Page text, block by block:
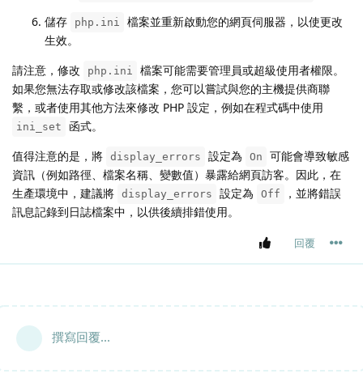
儲存
php.ini
檔案並重新啟動您的網頁伺服器，以使更改
生效。
請注意，修改
php.ini
檔案可能需要管理員或超級使用者權限。
如果您無法存取或修改該檔案，您可以嘗試與您的主機提供商聯
繫，或者使用其他方法來修改 PHP 設定，例如在程式碼中使用
ini_set
函式。
值得注意的是，將 display_errors 設定為 On
可能會導致敏感
資訊（例如路徑、檔案名稱、變數值）暴露給網頁訪客。因此，在
生產環境中，建議將 display_errors 設定為 Off
，並將錯誤
訊息記錄到日誌檔案中，以供後續排錯使用。
回覆
撰寫回覆...